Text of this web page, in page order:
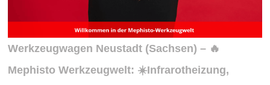
Werkzeugwagen Neustadt (Sachsen) – 🔥
Mephisto Werkzeugwelt: ☀️Infrarotheizung,